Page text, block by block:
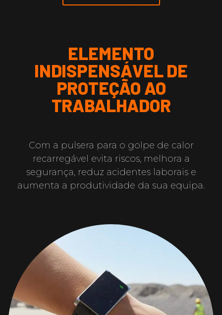
ELEMENTO
INDISPENSÁVEL DE
PROTEÇÃO AO
TRABALHADOR
Com a pulsera para o golpe de calor
recarregável evita riscos, melhora a
segurança, reduz acidentes laborais e
aumenta a produtividade da sua equipa.